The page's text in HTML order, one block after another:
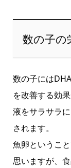
数の子の
数の子には
を改善する効
液をサラサラ
されます。
魚卵というこ
思いますが、